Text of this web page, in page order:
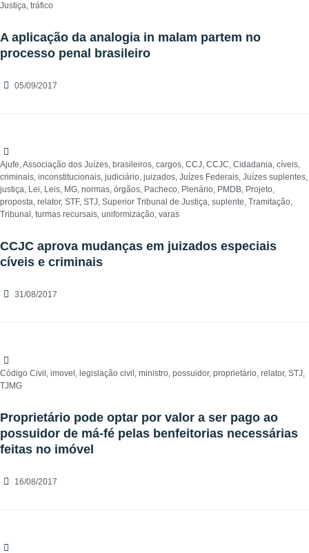
Justiça, tráfico
A aplicação da analogia in malam partem no
processo penal brasileiro
05/09/2017
Ajufe,Associação dos Juízes, brasileiros, cargos, CCJ, CCJC, Cidadania, cíveis,
criminais, inconstitucionais, judiciário, juizados, Juízes Federais, Juízes suplentes,
justiça, Lei, Leis, MG, normas, órgãos, Pacheco, Plenário, PMDB, Projeto,
proposta, relator, STF, STJ, Superior Tribunal de Justiça, suplente, Tramitação,
Tribunal , turmas recursais, uniformização, varas
CCJC aprova mudanças em juizados especiais
cíveis e criminais
31/08/2017
Código Civil , imovel , legislação civil , ministro, possuidor, proprietário, relator, STJ,
TJMG
Proprietário pode optar por valor a ser pago ao
possuidor de má-fé pelas benfeitorias necessárias
feitas no imóvel
16/08/2017